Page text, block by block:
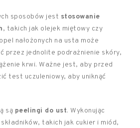
sposobów jest stosowanie
, takich jak olejek miętowy czy
nałożonych na usta może
przez jednolite podrażnienie skóry,
krwi. Ważne jest, aby przed
test uczuleniowy, aby uniknąć
są peelingi do ust. Wykonując
takich jak cukier i miód,